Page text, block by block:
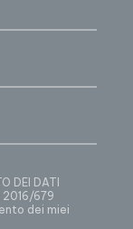
DEI DATI
2016/679
dei miei